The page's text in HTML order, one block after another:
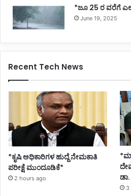
*ಜೂ 25 ರ ವರೆಗೆ
June 19, 2025
Recent Tech News
*ಕೃಷಿ ಅಧಿಕಾರಿಗಳ ಹುದ್ದೆ ನೇಮಕಾತಿ
ಪರೀಕ್ಷೆ ಮುಂದೂಡಿಕೆ*
2 hours ago
3